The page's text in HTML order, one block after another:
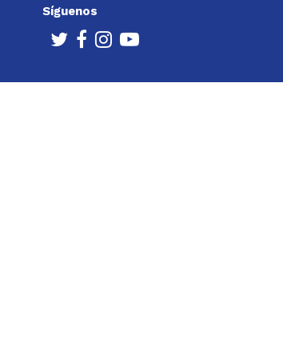
Síguenos